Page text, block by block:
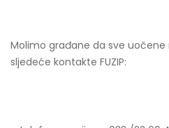
Molimo građane da sve
sljedeće kontakte FUZIP: